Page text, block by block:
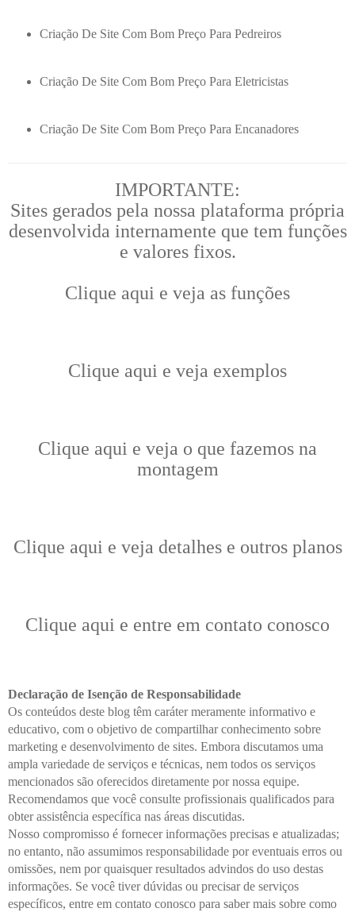
Criação De Site Com Bom Preço Para Pedreiros
Criação De Site Com Bom Preço Para Eletricistas
Criação De Site Com Bom Preço Para Encanadores
IMPORTANTE:
Sites gerados pela nossa plataforma própria
desenvolvida internamente que tem funções
e valores fixos.
Clique aqui e veja as funções
Clique aqui e veja exemplos
Clique aqui e veja o que fazemos na
montagem
Clique aqui e veja detalhes e outros planos
Clique aqui e entre em contato conosco
Declaração de Isenção de Responsabilidade
Os conteúdos deste blog têm caráter meramente informativo e
educativo, com o objetivo de compartilhar conhecimento sobre
marketing e desenvolvimento de sites. Embora discutamos uma
ampla variedade de serviços e técnicas, nem todos os serviços
mencionados são oferecidos diretamente por nossa equipe.
Recomendamos que você consulte profissionais qualificados para
obter assistência específica nas áreas discutidas.
Nosso compromisso é fornecer informações precisas e atualizadas;
no entanto, não assumimos responsabilidade por eventuais erros ou
omissões, nem por quaisquer resultados advindos do uso destas
informações. Se você tiver dúvidas ou precisar de serviços
específicos, entre em contato conosco para saber mais sobre como